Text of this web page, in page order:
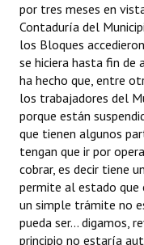
por tres meses en
Contaduría del
los Bloques
se hiciera hasta fin de
ha hecho que, entre
los trabajadores del
porque están
que tienen algunos
tengan que ir por
cobrar, es decir tiene
permite al estado que
un simple trámite no
pueda ser... digamos,
principio no estaría